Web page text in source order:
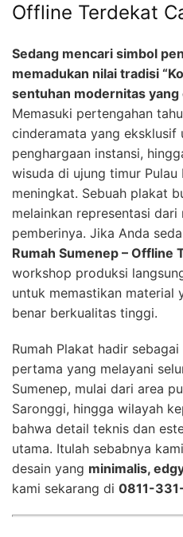
Offline Terdekat
Sedang mencari simbol
memadukan nilai tradisi
sentuhan modernitas yang
Memasuki pertengahan
cinderamata yang eksklusif
penghargaan instansi,
wisuda di ujung timur Pulau
meningkat. Sebuah plakat
melainkan representasi
pemberinya. Jika Anda
Rumah Sumenep – Offline
workshop produksi
untuk memastikan material
benar berkualitas tinggi.
Rumah Plakat hadir
pertama yang melayani
Sumenep, mulai dari area
Saronggi, hingga wilayah
bahwa detail teknis dan
utama. Itulah sebabnya
desain yang minimalis,
kami sekarang di 0811-